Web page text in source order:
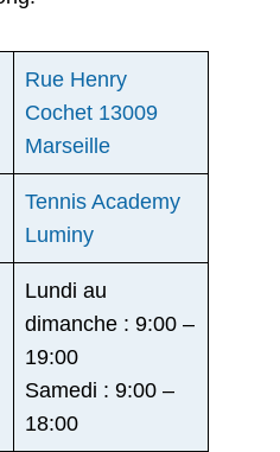
Rue Henry
Cochet 13009
Marseille
Tennis Academy
Luminy
Lundi au
dimanche : 9:00 –
19:00
Samedi : 9:00 –
18:00